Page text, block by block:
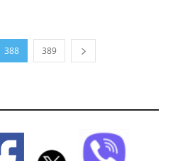
388 389